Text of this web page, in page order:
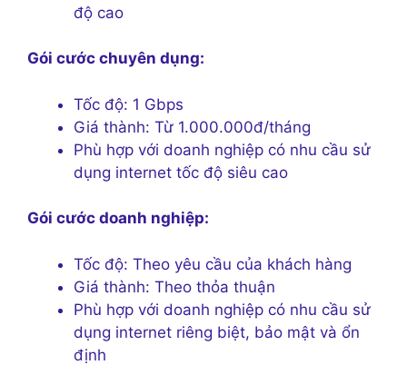
độ cao
Gói cước chuyên dụng:
Tốc độ: 1 Gbps
Giá thành: Từ 1.000.000đ/tháng
Phù hợp với doanh nghiệp có nhu cầu sử
dụng internet tốc độ siêu cao
Gói cước doanh nghiệp:
Tốc độ: Theo yêu cầu của khách hàng
Giá thành: Theo thỏa thuận
Phù hợp với doanh nghiệp có nhu cầu sử
dụng internet riêng biệt, bảo mật và ổn
định